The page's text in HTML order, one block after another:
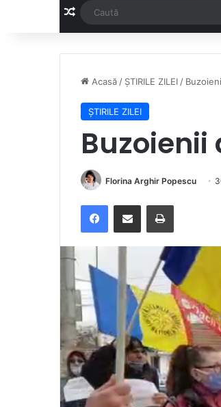
Articol aleatoriu
Acasă / ȘTIRILE ZILEI /
ȘTIRILE ZILEI
Buzoienii
Florina Arghir Popescu
FacebookDistribuie prin e-mail Imprimare